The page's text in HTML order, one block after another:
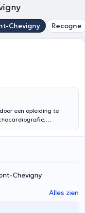
Chevigny Recogne
een opleiding te
Universiteit Leuven
Chevigny
Alles zien